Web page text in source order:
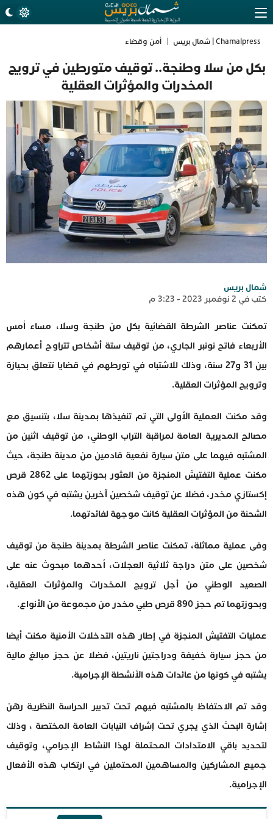
Chamalpress | شمال بريس أمن وقضاء
بكل من سلا وطنجة.. توقيف متورطين في ترويج
المخدرات والمؤثرات العقلية
شمال بريس
كتب في 2 نوفمبر 2023 - 3:23 م
تمكنت عناصر الشرطة القضائية بكل من طنجة وسلا، مساء أمس
الأربعاء فاتح نونبر الجاري، من توقيف ستة أشخاص تتراوح أعمارهم
بين 31 و27 سنة، وذلك للاشتباه في تورطهم في قضايا تتعلق بحيازة
وترويج المؤثرات العقلية.
وقد مكنت العملية الأولى التي تم تنفيذها بمدينة سلا، بتنسيق مع
مصالح المديرية العامة لمراقبة التراب الوطني، من توقيف اثنين من
المشتبه فيهما على متن سيارة نفعية قادمين من مدينة طنجة، حيث
مكنت عملية التفتيش المنجزة من العثور بحوزتهما على 2862 قرص
إكستازي مخدر، فضلا عن توقيف شخصين آخرين يشتبه في كون هذه
الشحنة من المؤثرات العقلية كانت موجهة لفائدتهما.
وفى عملية مماثلة، تمكنت عناصر الشرطة بمدينة طنجة من توقيف
شخصين على متن دراجة ثلاثية العجلات، أحدهما مبحوث عنه على
الصعيد الوطني من أجل ترويج المخدرات والمؤثرات العقلية،
وبحوزتهما تم حجز 890 قرص طبي مخدر من مجموعة من الأنواع.
عمليات التفتيش المنجزة في إطار هذه التدخلات الأمنية مكنت أيضا
من حجز سيارة خفيفة ودراجتين ناريتين، فضلا عن حجز مبالغ مالية
يشتبه في كونها من عائدات هذه الأنشطة الإجرامية.
وقد تم الاحتفاظ بالمشتبه فيهم تحت تدبير الحراسة النظرية رهن
إشارة البحث الذي يجري تحت إشراف النيابات العامة المختصة ، وذلك
لتحديد باقي الامتدادات المحتملة لهذا النشاط الإجرامي، وتوقيف
جميع المشاركين والمساهمين المحتملين في ارتكاب هذه الأفعال
الإجرامية.